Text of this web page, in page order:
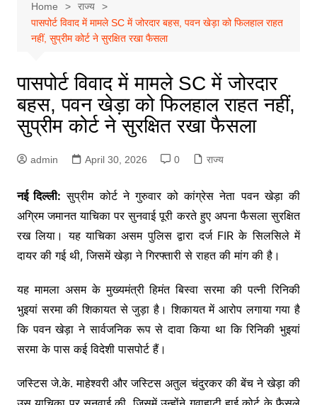
Home
राज्य
पासपोर्ट विवाद में मामले SC में जोरदार बहस, पवन खेड़ा को फिलहाल राहत
नहीं, सुप्रीम कोर्ट ने सुरक्षित रखा फैसला
पासपोर्ट विवाद में मामले SC में जोरदार
बहस, पवन खेड़ा को फिलहाल राहत नहीं,
सुप्रीम कोर्ट ने सुरक्षित रखा फैसला
admin April 30, 2026 0 राज्य
नई दिल्ली: सुप्रीम कोर्ट ने गुरुवार को कांग्रेस नेता पवन खेड़ा की
अग्रिम जमानत याचिका पर सुनवाई पूरी करते हुए अपना फैसला सुरक्षित
रख लिया। यह याचिका असम पुलिस द्वारा दर्ज FIR के सिलसिले में
दायर की गई थी, जिसमें खेड़ा ने गिरफ्तारी से राहत की मांग की है।
यह मामला असम के मुख्यमंत्री हिमंत बिस्वा सरमा की पत्नी रिनिकी
भुइयां सरमा की शिकायत से जुड़ा है। शिकायत में आरोप लगाया गया है
कि पवन खेड़ा ने सार्वजनिक रूप से दावा किया था कि रिनिकी भुइयां
सरमा के पास कई विदेशी पासपोर्ट हैं।
जस्टिस जे.के. माहेश्वरी और जस्टिस अतुल चंदुरकर की बेंच ने खेड़ा की